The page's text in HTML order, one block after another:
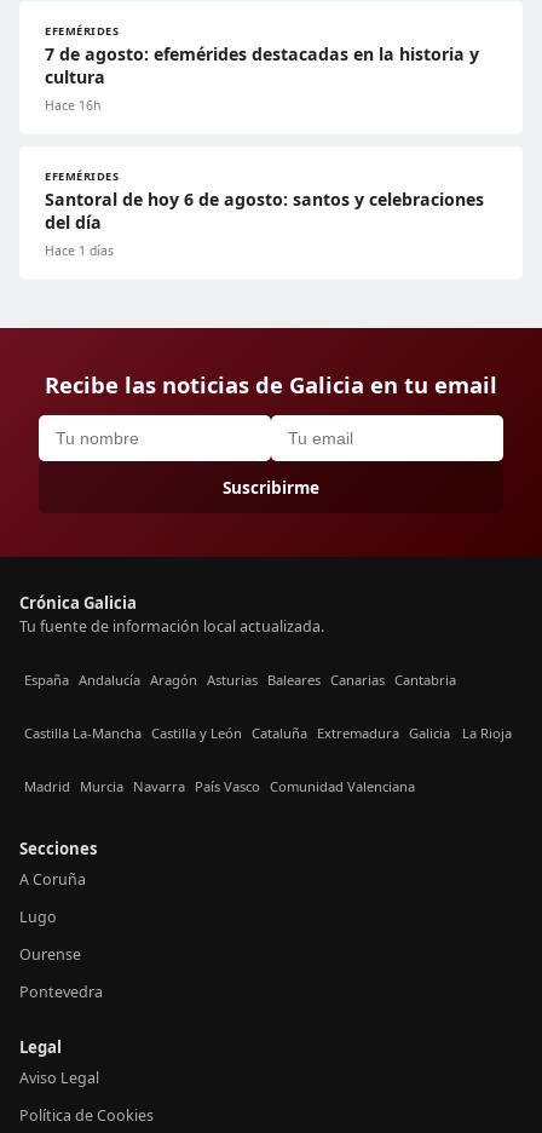
EFEMÉRIDES
7 de agosto: efemérides destacadas en la historia y
cultura
Hace 16h
EFEMÉRIDES
Santoral de hoy 6 de agosto: santos y celebraciones
del día
Hace 1 días
Recibe las noticias de Galicia en tu email
Suscribirme
Crónica Galicia
Tu fuente de información local actualizada.
España Andalucía Aragón Asturias Baleares Canarias Cantabria
Castilla La-Mancha Castilla y León Cataluña Extremadura Galicia La Rioja
Madrid Murcia Navarra País Vasco Comunidad Valenciana
Secciones
A Coruña
Lugo
Ourense
Pontevedra
Legal
Aviso Legal
Política de Cookies